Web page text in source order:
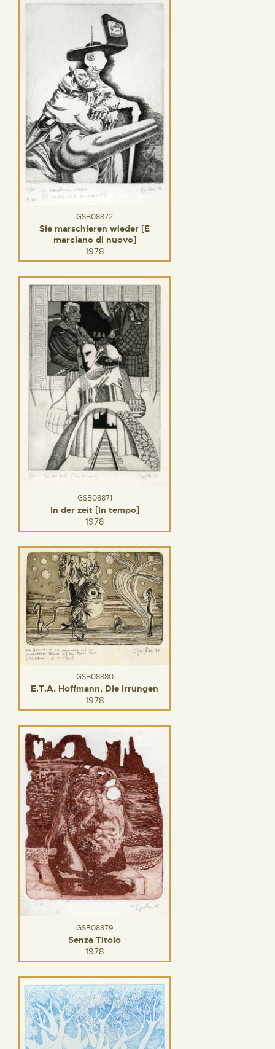
GSB08872
Sie marschieren wieder [E
marciano di nuovo]
1978
GSB08871
In der zeit [In tempo]
1978
GSB08880
E.T.A. Hoffmann, Die Irrungen
1978
GSB08879
Senza Titolo
1978